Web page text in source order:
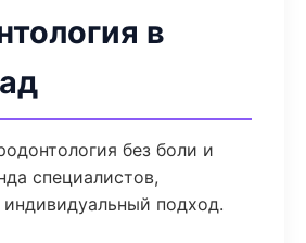
в
без боли и
специалистов,
индивидуальный подход.